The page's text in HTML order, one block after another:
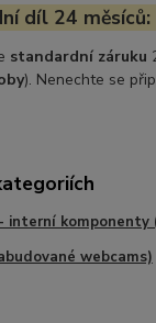
díl 24 měsíců:
standardní záruku
). Nenechte se
interní komponenty
webcams)